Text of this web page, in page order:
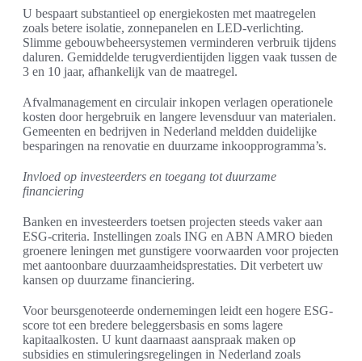
U bespaart substantieel op energiekosten met maatregelen
zoals betere isolatie, zonnepanelen en LED-verlichting.
Slimme gebouwbeheersystemen verminderen verbruik tijdens
daluren. Gemiddelde terugverdientijden liggen vaak tussen de
3 en 10 jaar, afhankelijk van de maatregel.
Afvalmanagement en circulair inkopen verlagen operationele
kosten door hergebruik en langere levensduur van materialen.
Gemeenten en bedrijven in Nederland meldden duidelijke
besparingen na renovatie en duurzame inkoopprogramma’s.
Invloed op investeerders en toegang tot duurzame
financiering
Banken en investeerders toetsen projecten steeds vaker aan
ESG-criteria. Instellingen zoals ING en ABN AMRO bieden
groenere leningen met gunstigere voorwaarden voor projecten
met aantoonbare duurzaamheidsprestaties. Dit verbetert uw
kansen op duurzame financiering.
Voor beursgenoteerde ondernemingen leidt een hogere ESG-
score tot een bredere beleggersbasis en soms lagere
kapitaalkosten. U kunt daarnaast aanspraak maken op
subsidies en stimuleringsregelingen in Nederland zoals